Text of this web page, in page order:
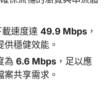
速度達 49.9 Mbps ，
穩健效能。
為 6.6 Mbps ，足以應
共享需求。